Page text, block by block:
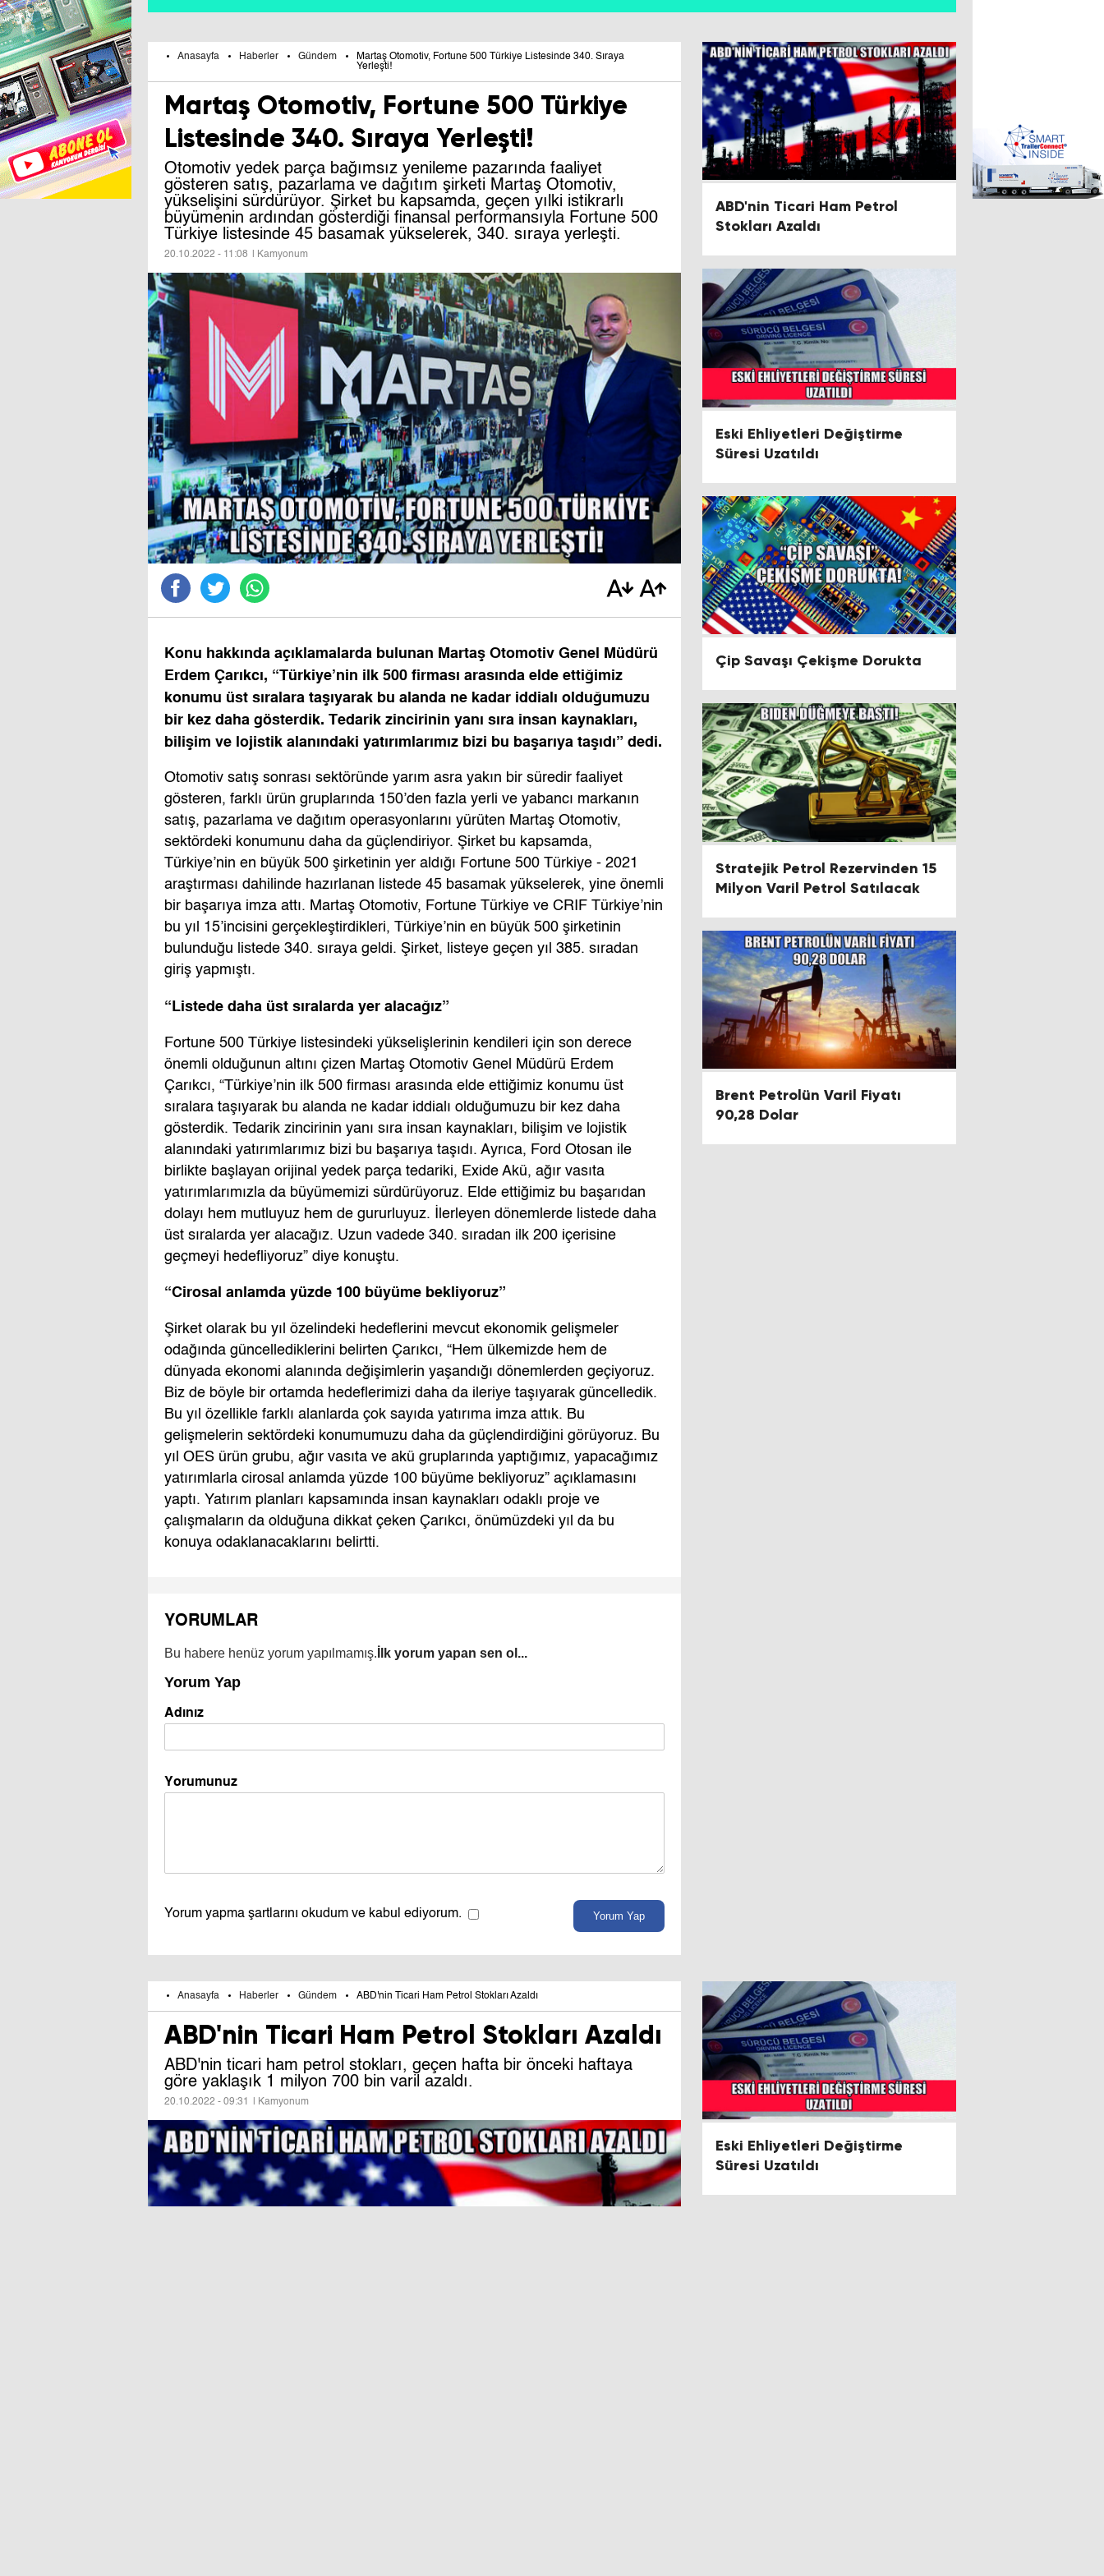
Anasayfa Haberler Gündem
Martaş Otomotiv, Fortune 500 Türkiye Listesinde 340. Sıraya
Yerleşti!
Martaş Otomotiv, Fortune 500 Türkiye
Listesinde 340. Sıraya Yerleşti!
Otomotiv yedek parça bağımsız yenileme pazarında faaliyet
gösteren satış, pazarlama ve dağıtım şirketi Martaş Otomotiv,
yükselişini sürdürüyor. Şirket bu kapsamda, geçen yılki istikrarlı
büyümenin ardından gösterdiği finansal performansıyla Fortune 500
Türkiye listesinde 45 basamak yükselerek, 340. sıraya yerleşti.
20.10.2022 - 11:08 | Kamyonum
Konu hakkında açıklamalarda bulunan Martaş Otomotiv Genel Müdürü
Erdem Çarıkcı, “Türkiye’nin ilk 500 firması arasında elde ettiğimiz
konumu üst sıralara taşıyarak bu alanda ne kadar iddialı olduğumuzu
bir kez daha gösterdik. Tedarik zincirinin yanı sıra insan kaynakları,
bilişim ve lojistik alanındaki yatırımlarımız bizi bu başarıya taşıdı” dedi.
Otomotiv satış sonrası sektöründe yarım asra yakın bir süredir faaliyet
gösteren, farklı ürün gruplarında 150’den fazla yerli ve yabancı markanın
satış, pazarlama ve dağıtım operasyonlarını yürüten Martaş Otomotiv,
sektördeki konumunu daha da güçlendiriyor. Şirket bu kapsamda,
Türkiye’nin en büyük 500 şirketinin yer aldığı Fortune 500 Türkiye - 2021
araştırması dahilinde hazırlanan listede 45 basamak yükselerek, yine önemli
bir başarıya imza attı. Martaş Otomotiv, Fortune Türkiye ve CRIF Türkiye’nin
bu yıl 15’incisini gerçekleştirdikleri, Türkiye’nin en büyük 500 şirketinin
bulunduğu listede 340. sıraya geldi. Şirket, listeye geçen yıl 385. sıradan
giriş yapmıştı.
“Listede daha üst sıralarda yer alacağız”
Fortune 500 Türkiye listesindeki yükselişlerinin kendileri için son derece
önemli olduğunun altını çizen Martaş Otomotiv Genel Müdürü Erdem
Çarıkcı, “Türkiye’nin ilk 500 firması arasında elde ettiğimiz konumu üst
sıralara taşıyarak bu alanda ne kadar iddialı olduğumuzu bir kez daha
gösterdik. Tedarik zincirinin yanı sıra insan kaynakları, bilişim ve lojistik
alanındaki yatırımlarımız bizi bu başarıya taşıdı. Ayrıca, Ford Otosan ile
birlikte başlayan orijinal yedek parça tedariki, Exide Akü, ağır vasıta
yatırımlarımızla da büyümemizi sürdürüyoruz. Elde ettiğimiz bu başarıdan
dolayı hem mutluyuz hem de gururluyuz. İlerleyen dönemlerde listede daha
üst sıralarda yer alacağız. Uzun vadede 340. sıradan ilk 200 içerisine
geçmeyi hedefliyoruz” diye konuştu.
“Cirosal anlamda yüzde 100 büyüme bekliyoruz”
Şirket olarak bu yıl özelindeki hedeflerini mevcut ekonomik gelişmeler
odağında güncellediklerini belirten Çarıkcı, “Hem ülkemizde hem de
dünyada ekonomi alanında değişimlerin yaşandığı dönemlerden geçiyoruz.
Biz de böyle bir ortamda hedeflerimizi daha da ileriye taşıyarak güncelledik.
Bu yıl özellikle farklı alanlarda çok sayıda yatırıma imza attık. Bu
gelişmelerin sektördeki konumumuzu daha da güçlendirdiğini görüyoruz. Bu
yıl OES ürün grubu, ağır vasıta ve akü gruplarında yaptığımız, yapacağımız
yatırımlarla cirosal anlamda yüzde 100 büyüme bekliyoruz” açıklamasını
yaptı. Yatırım planları kapsamında insan kaynakları odaklı proje ve
çalışmaların da olduğuna dikkat çeken Çarıkcı, önümüzdeki yıl da bu
konuya odaklanacaklarını belirtti.
YORUMLAR
Bu habere henüz yorum yapılmamış. İlk yorum yapan sen ol...
Yorum Yap
Adınız
Yorumunuz
Yorum yapma şartlarını okudum ve kabul ediyorum. Yorum Yap
ABD'nin Ticari Ham Petrol
Stokları Azaldı
Eski Ehliyetleri Değiştirme
Süresi Uzatıldı
Çip Savaşı Çekişme Dorukta
Stratejik Petrol Rezervinden 15
Milyon Varil Petrol Satılacak
Brent Petrolün Varil Fiyatı
90,28 Dolar
Anasayfa Haberler Gündem ABD'nin Ticari Ham Petrol Stokları Azaldı
ABD'nin Ticari Ham Petrol Stokları Azaldı
ABD'nin ticari ham petrol stokları, geçen hafta bir önceki haftaya
göre yaklaşık 1 milyon 700 bin varil azaldı.
20.10.2022 - 09:31 | Kamyonum
Eski Ehliyetleri Değiştirme
Süresi Uzatıldı